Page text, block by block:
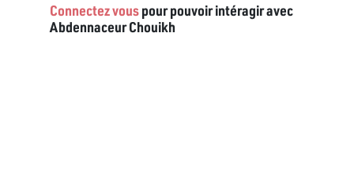
Connectez vouspour pouvoir intéragir avec
Abdennaceur Chouikh